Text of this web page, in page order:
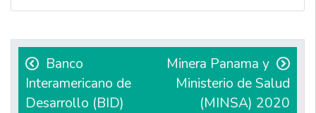
Navegación
de
entradas
Banco
Interamericano de
Desarrollo (BID)
Minera Panama y
Ministerio de Salud
(MINSA) 2020